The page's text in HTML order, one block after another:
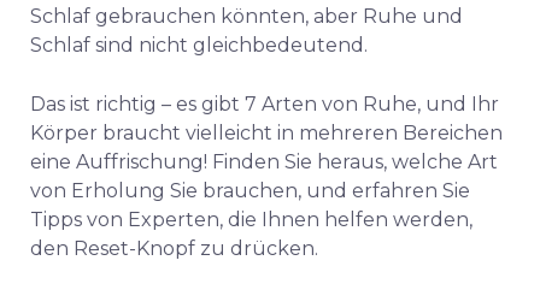
Schlaf gebrauchen könnten, aber Ruhe und
Schlaf sind nicht gleichbedeutend.
Das ist richtig – es gibt 7 Arten von Ruhe, und Ihr
Körper braucht vielleicht in mehreren Bereichen
eine Auffrischung! Finden Sie heraus, welche Art
von Erholung Sie brauchen, und erfahren Sie
Tipps von Experten, die Ihnen helfen werden,
den Reset-Knopf zu drücken.